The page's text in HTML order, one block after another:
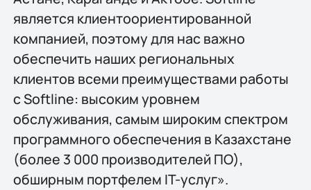
является клиентоориентированной
компанией, поэтому для нас важно
обеспечить наших региональных
клиентов всеми преимуществами работы
с Softline: высоким уровнем
обслуживания, самым широким спектром
программного обеспечения в Казахстане
(более 3 000 производителей ПО),
обширным портфелем IT-услуг».